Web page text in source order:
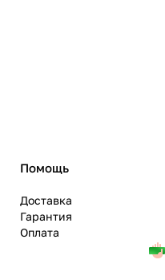
Помощь
Доставка
Гарантия
Оплата